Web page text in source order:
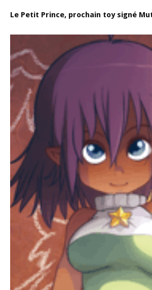
Le Petit Prince, prochain toy signé